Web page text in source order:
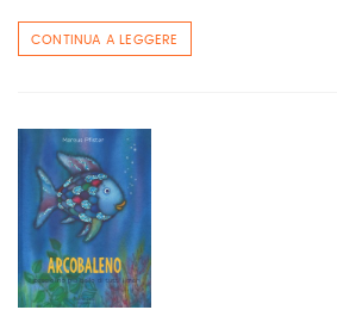
CONTINUA A LEGGERE